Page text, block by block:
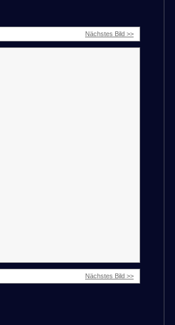
Nächstes Bild >>
Nächstes Bild >>